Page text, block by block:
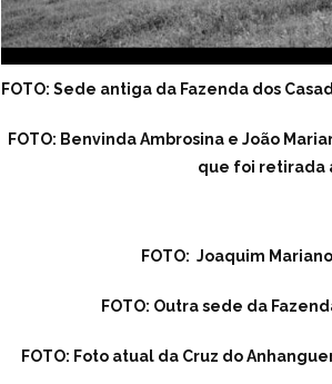
FOTO: Sede antiga da Fazenda dos
FOTO: Benvinda Ambrosina e João
que foi retirada
FOTO: Joaquim
FOTO: Outra sede da
FOTO: Foto atual da Cruz do